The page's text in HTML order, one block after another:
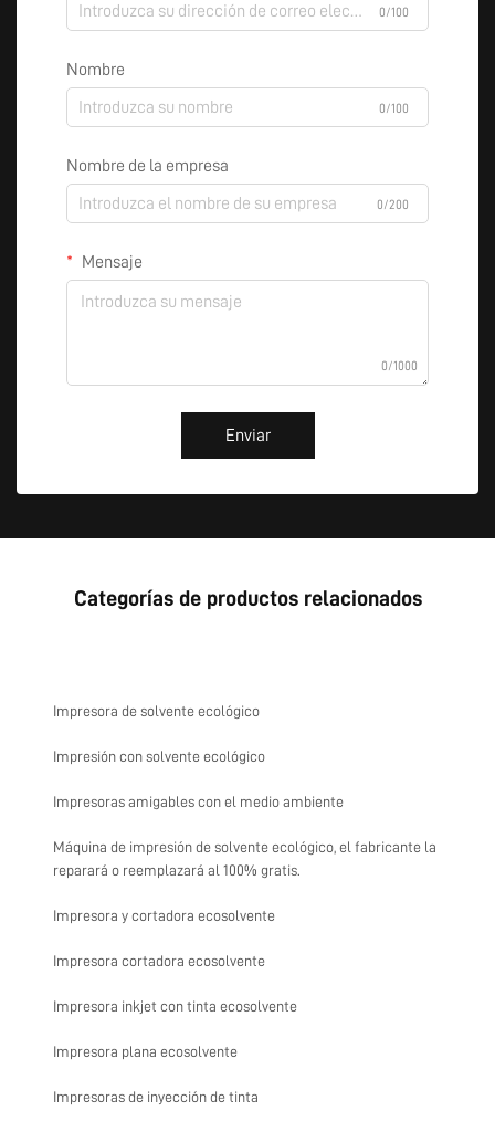
0/100
Nombre
0/100
Nombre de la empresa
0/200
Mensaje
0/1000
Enviar
Categorías de productos relacionados
Impresora de solvente ecológico
Impresión con solvente ecológico
Impresoras amigables con el medio ambiente
Máquina de impresión de solvente ecológico, el fabricante la
reparará o reemplazará al 100% gratis.
Impresora y cortadora ecosolvente
Impresora cortadora ecosolvente
Impresora inkjet con tinta ecosolvente
Impresora plana ecosolvente
Impresoras de inyección de tinta